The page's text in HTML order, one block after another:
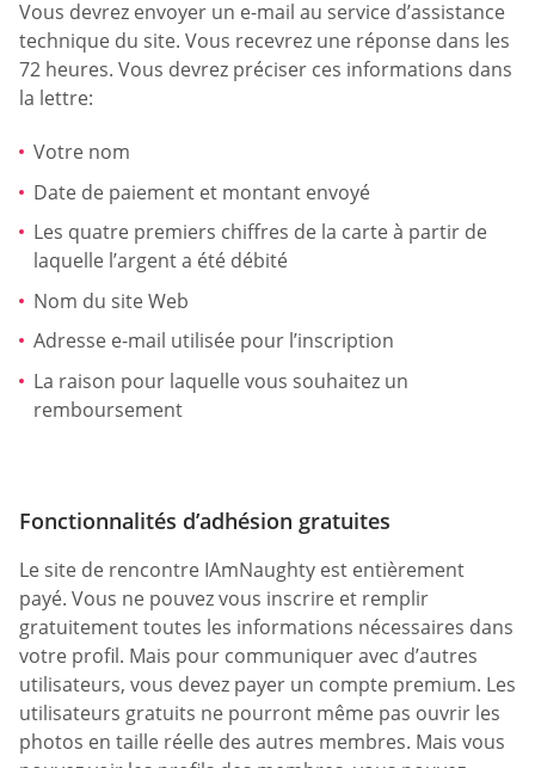
Vous devrez envoyer un e-mail au service d’assistance
technique du site. Vous recevrez une réponse dans les
72 heures. Vous devrez préciser ces informations dans
la lettre:
Votre nom
Date de paiement et montant envoyé
Les quatre premiers chiffres de la carte à partir de
laquelle l’argent a été débité
Nom du site Web
Adresse e-mail utilisée pour l’inscription
La raison pour laquelle vous souhaitez un
remboursement
Fonctionnalités d’adhésion gratuites
Le site de rencontre IAmNaughty est entièrement
payé. Vous ne pouvez vous inscrire et remplir
gratuitement toutes les informations nécessaires dans
votre profil. Mais pour communiquer avec d’autres
utilisateurs, vous devez payer un compte premium. Les
utilisateurs gratuits ne pourront même pas ouvrir les
photos en taille réelle des autres membres. Mais vous